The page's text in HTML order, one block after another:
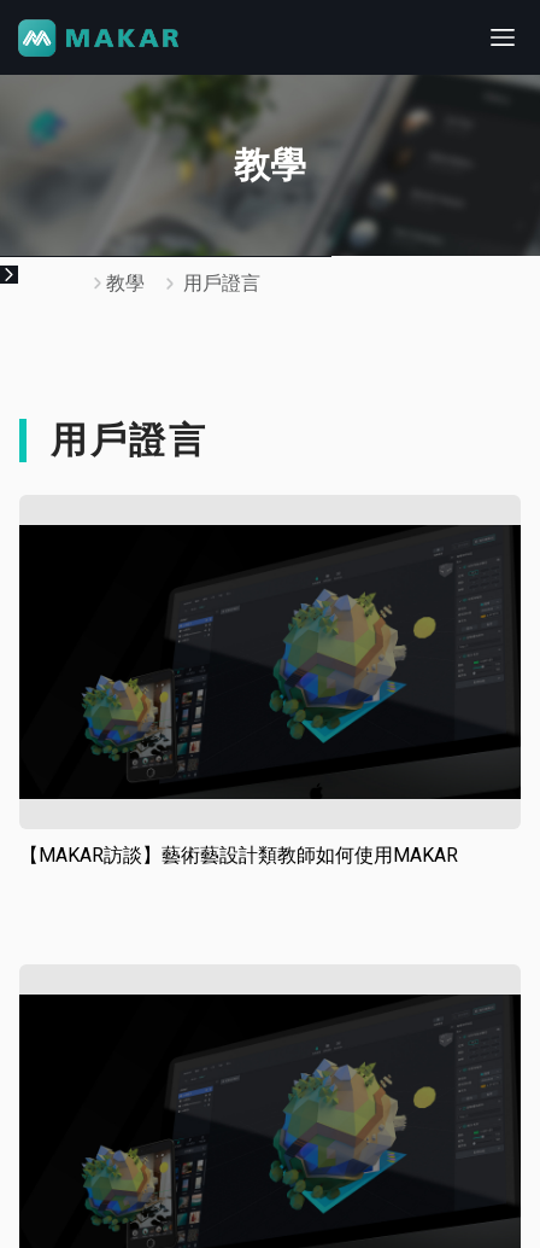
教學
教學 用戶證言
用戶證言
【MAKAR訪談】藝術藝設計類教師如何使用MAKAR